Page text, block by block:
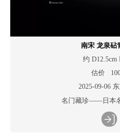
南宋 龙泉砧
约 D12.5cm
估价
2025-09-06
名门藏珍——日本